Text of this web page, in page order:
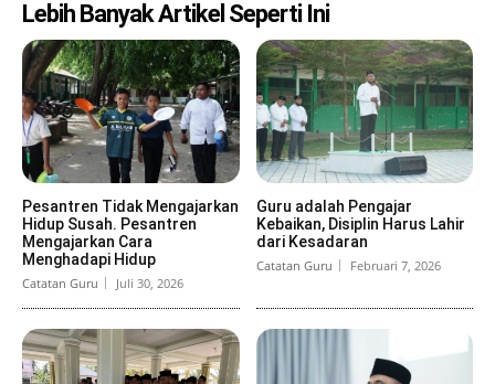
Lebih Banyak Artikel Seperti Ini
Pesantren Tidak Mengajarkan
Hidup Susah. Pesantren
Mengajarkan Cara
Menghadapi Hidup
Catatan Guru Juli 30, 2026
Guru adalah Pengajar
Kebaikan, Disiplin Harus Lahir
dari Kesadaran
Catatan Guru Februari 7, 2026